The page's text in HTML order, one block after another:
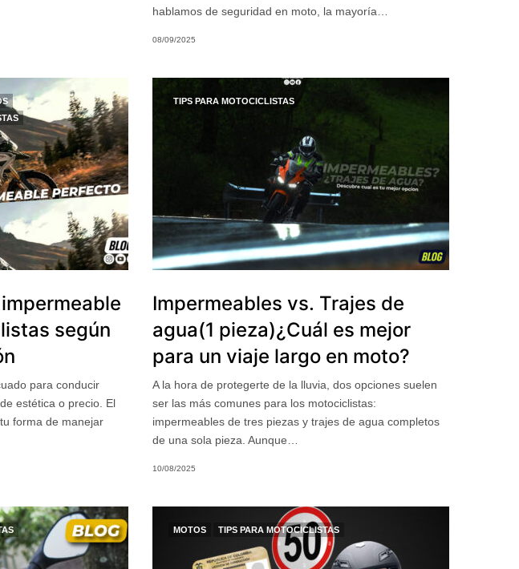
hablamos de seguridad en moto, la mayoría…
08/09/2025
según
para conducir
estética o precio. El
forma de manejar
TIPS PARA MOTOCICLISTAS
Impermeables vs. Trajes de
agua(1 pieza)¿Cuál es mejor
para un viaje largo en moto?
A la hora de protegerte de la lluvia, dos opciones suelen
ser las más comunes para los motociclistas:
impermeables de tres piezas y trajes de agua completos
de una sola pieza. Aunque…
10/08/2025
MOTOS TIPS PARA MOTOCICLISTAS